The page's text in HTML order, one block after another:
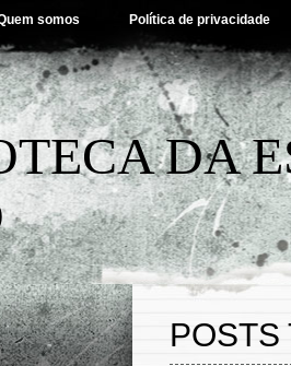
somos Política de privacidade
DA
POSTS